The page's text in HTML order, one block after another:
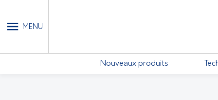
MENU
Nouveaux produits